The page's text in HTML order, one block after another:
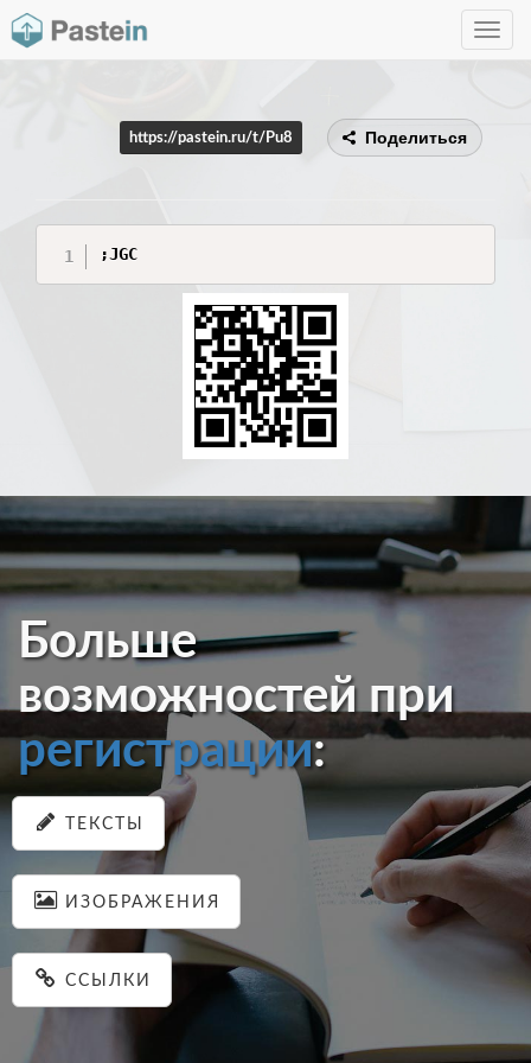
Toggle
https://pastein.ru/t/Pu8 Поделиться
;JGC
Больше
возможностей при
регистрации:
ТЕКСТЫ
ИЗОБРАЖЕНИЯ
ССЫЛКИ